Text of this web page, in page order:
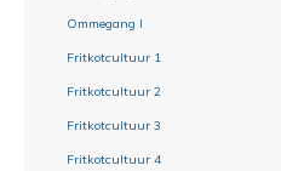
Ommegang I
Fritkotcultuur 1
Fritkotcultuur 2
Fritkotcultuur 3
Fritkotcultuur 4